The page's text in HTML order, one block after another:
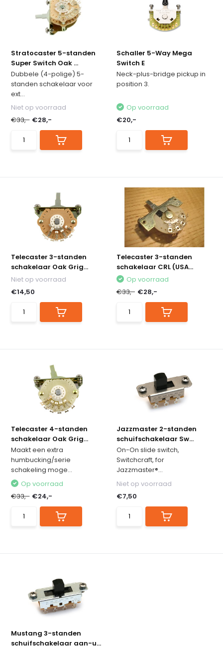
Stratocaster 5-standen
Super Switch Oak ...
Dubbele (4-polige) 5-
standen schakelaar voor
ext...
Niet op voorraad
€33,- €28,-
Schaller 5-Way Mega
Switch E
Neck-plus-bridge pickup in
position 3.
Op voorraad
€20,-
Telecaster 3-standen
schakelaar Oak Grig...
Niet op voorraad
€14,50
Telecaster 3-standen
schakelaar CRL (USA...
Op voorraad
€33,- €28,-
Telecaster 4-standen
schakelaar Oak Grig...
Maakt een extra
humbucking/serie
schakeling moge...
Op voorraad
€33,- €24,-
Jazzmaster 2-standen
schuifschakelaar Sw...
On-On slide switch,
Switchcraft, for
Jazzmaster®...
Niet op voorraad
€7,50
Mustang 3-standen
schuifschakelaar aan-u...